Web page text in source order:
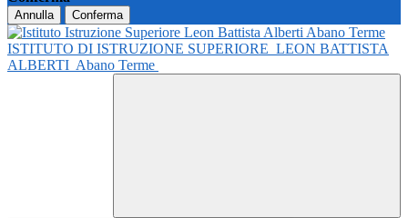
Annulla Conferma
ISTITUTO DI ISTRUZIONE SUPERIORE LEON BATTISTA
ALBERTI Abano Terme